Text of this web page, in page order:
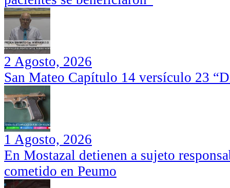
2 Agosto, 2026
San Mateo Capítulo 14 versículo 23
1 Agosto, 2026
En Mostazal detienen a sujeto
cometido en Peumo